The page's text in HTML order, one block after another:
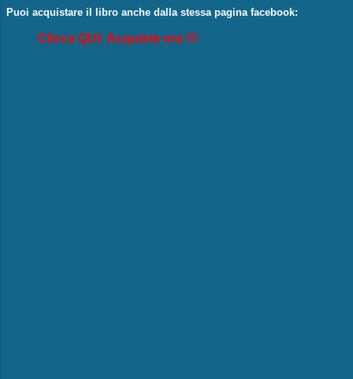
Puoi acquistare il libro anche dalla stessa pagina facebook:
Clicca QUI: Acquista ora !!!